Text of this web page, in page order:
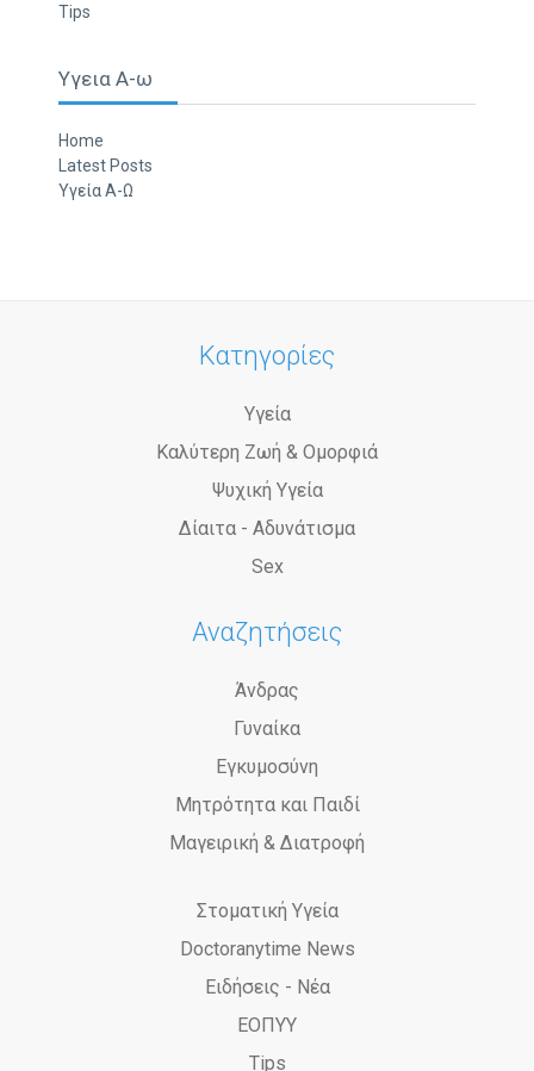
Tips
Υγεια Α-ω
Home
Latest Posts
Υγεία Α-Ω
Κατηγορίες
Υγεία
Καλύτερη Ζωή & Ομορφιά
Ψυχική Υγεία
Δίαιτα - Αδυνάτισμα
Sex
Αναζητήσεις
Άνδρας
Γυναίκα
Εγκυμοσύνη
Μητρότητα και Παιδί
Μαγειρική & Διατροφή
Στοματική Υγεία
Doctoranytime News
Ειδήσεις - Νέα
ΕΟΠΥΥ
Tips